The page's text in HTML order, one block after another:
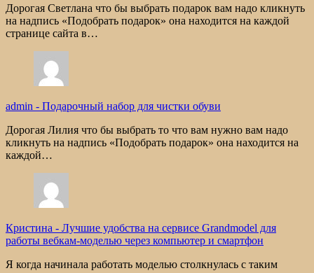
Дорогая Светлана что бы выбрать подарок вам надо кликнуть
на надпись «Подобрать подарок» она находится на каждой
странице сайта в…
admin - Подарочный набор для чистки обуви
Дорогая Лилия что бы выбрать то что вам нужно вам надо
кликнуть на надпись «Подобрать подарок» она находится на
каждой…
Кристина - Лучшие удобства на сервисе Grandmodel для
работы вебкам-моделью через компьютер и смартфон
Я когда начинала работать моделью столкнулась с таким